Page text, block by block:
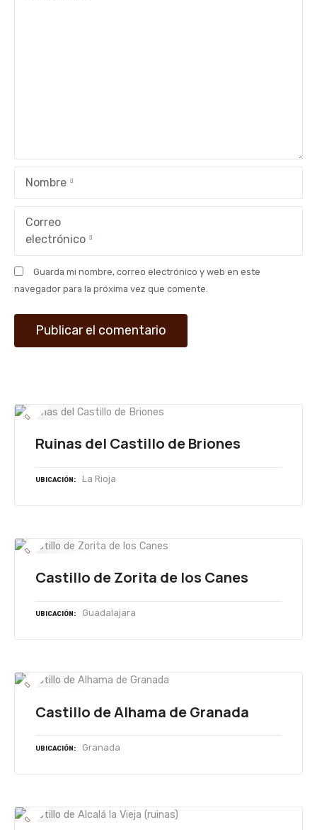
n
a
d
a
Nombre
Correo
electrónico
Guarda mi nombre, correo electrónico y web en este
navegador para la próxima vez que comente.
Ruinas del Castillo de Briones
UBICACIÓN La Rioja
Castillo de Zorita de los Canes
UBICACIÓN Guadalajara
Castillo de Alhama de Granada
UBICACIÓN Granada